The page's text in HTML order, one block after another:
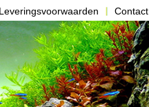
Leveringsvoorwaarden Contact